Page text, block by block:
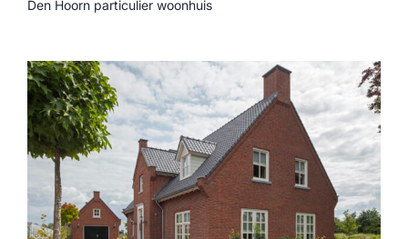
Den Hoorn particulier woonhuis